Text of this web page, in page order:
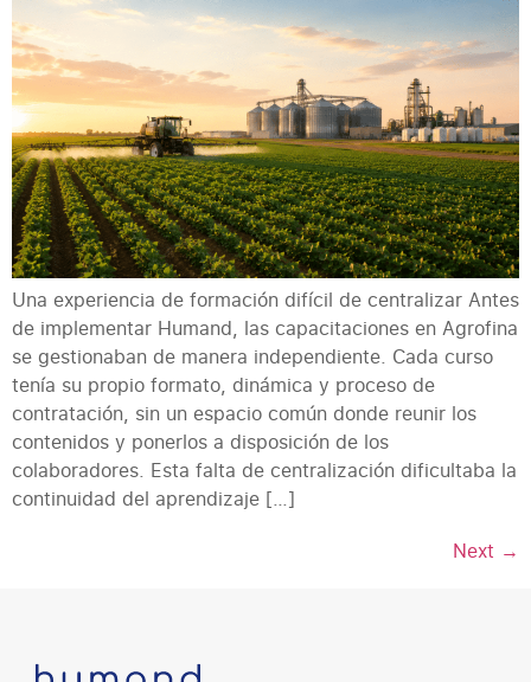
Una experiencia de formación difícil de centralizar Antes
de implementar Humand, las capacitaciones en Agrofina
se gestionaban de manera independiente. Cada curso
tenía su propio formato, dinámica y proceso de
contratación, sin un espacio común donde reunir los
contenidos y ponerlos a disposición de los
colaboradores. Esta falta de centralización dificultaba la
continuidad del aprendizaje […]
Next →